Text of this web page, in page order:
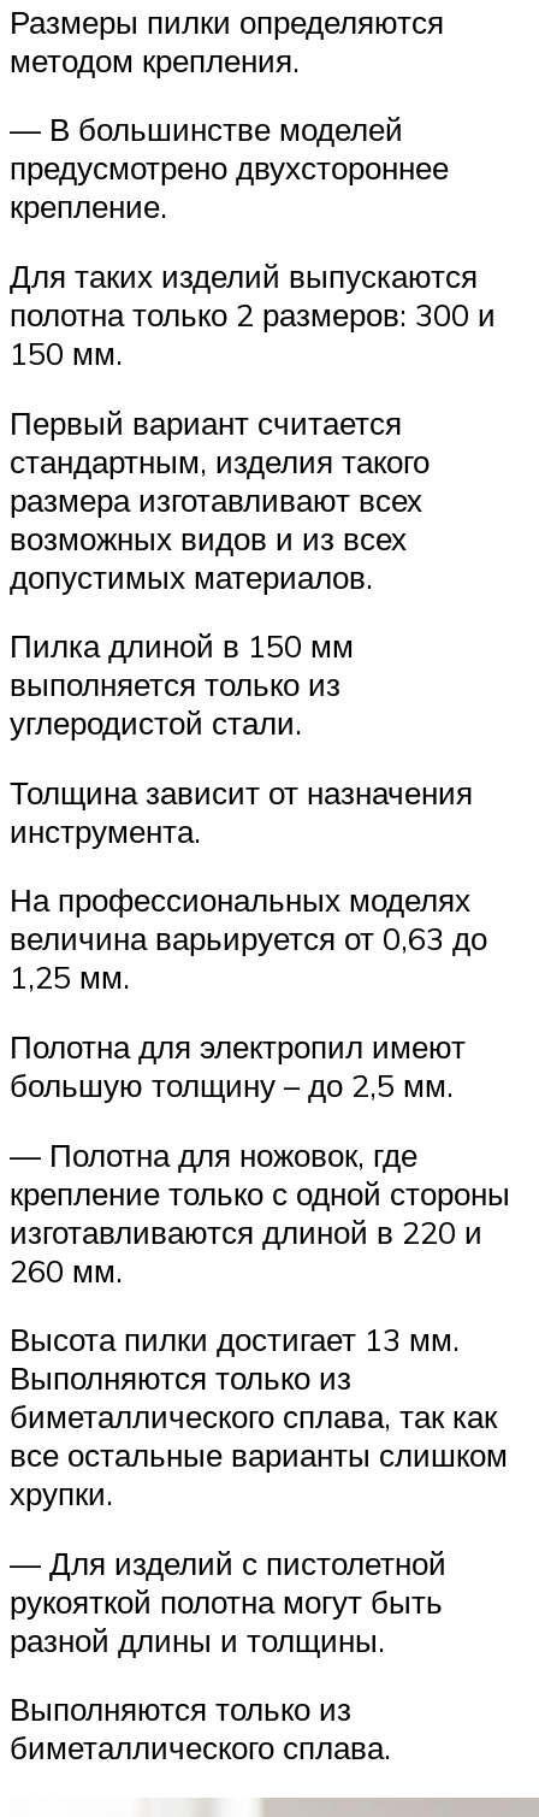
Размеры пилки определяются
методом крепления.
— В большинстве моделей
предусмотрено двухстороннее
крепление.
Для таких изделий выпускаются
полотна только 2 размеров: 300 и
150 мм.
Первый вариант считается
стандартным, изделия такого
размера изготавливают всех
возможных видов и из всех
допустимых материалов.
Пилка длиной в 150 мм
выполняется только из
углеродистой стали.
Толщина зависит от назначения
инструмента.
На профессиональных моделях
величина варьируется от 0,63 до
1,25 мм.
Полотна для электропил имеют
большую толщину – до 2,5 мм.
— Полотна для ножовок, где
крепление только с одной стороны
изготавливаются длиной в 220 и
260 мм.
Высота пилки достигает 13 мм.
Выполняются только из
биметаллического сплава, так как
все остальные варианты слишком
хрупки.
— Для изделий с пистолетной
рукояткой полотна могут быть
разной длины и толщины.
Выполняются только из
биметаллического сплава.